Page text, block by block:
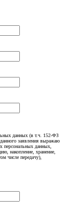
данных (в т.ч. 152-ФЗ
заявления выражаю
данных,
накопление, хранение,
числе передачу),